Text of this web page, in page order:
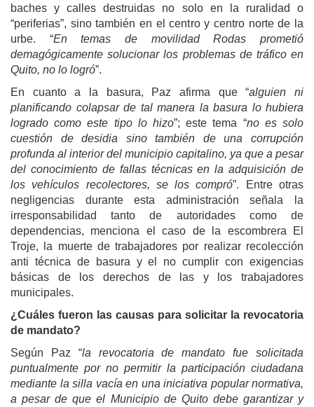
baches y calles destruidas no solo en la ruralidad o
“periferias”, sino también en el centro y centro norte de la
urbe. “En temas de movilidad Rodas prometió
demagógicamente solucionar los problemas de tráfico en
Quito, no lo logró”.
En cuanto a la basura, Paz afirma que “alguien ni
planificando colapsar de tal manera la basura lo hubiera
logrado como este tipo lo hizo”; este tema “no es solo
cuestión de desidia sino también de una corrupción
profunda al interior del municipio capitalino, ya que a pesar
del conocimiento de fallas técnicas en la adquisición de
los vehículos recolectores, se los compró”. Entre otras
negligencias durante esta administración señala la
irresponsabilidad tanto de autoridades como de
dependencias, menciona el caso de la escombrera El
Troje, la muerte de trabajadores por realizar recolección
anti técnica de basura y el no cumplir con exigencias
básicas de los derechos de las y los trabajadores
municipales.
¿Cuáles fueron las causas para solicitar la revocatoria
de mandato?
Según Paz “la revocatoria de mandato fue solicitada
puntualmente por no permitir la participación ciudadana
mediante la silla vacía en una iniciativa popular normativa,
a pesar de que el Municipio de Quito debe garantizar y